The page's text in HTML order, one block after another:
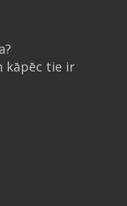
kāpēc tie ir